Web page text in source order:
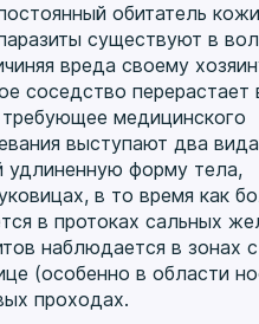
обитатель кожи
существуют в
вреда своему
соседство перерастает
медицинского
выступают два вида
удлиненную форму тела,
в то время как
в протоках сальных
наблюдается в зонах с
(особенно в области
проходах.